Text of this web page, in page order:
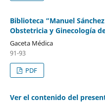
Biblioteca “Manuel
Obstetricia y Ginecología
Gaceta Médica
91-93
PDF
Ver el contenido del